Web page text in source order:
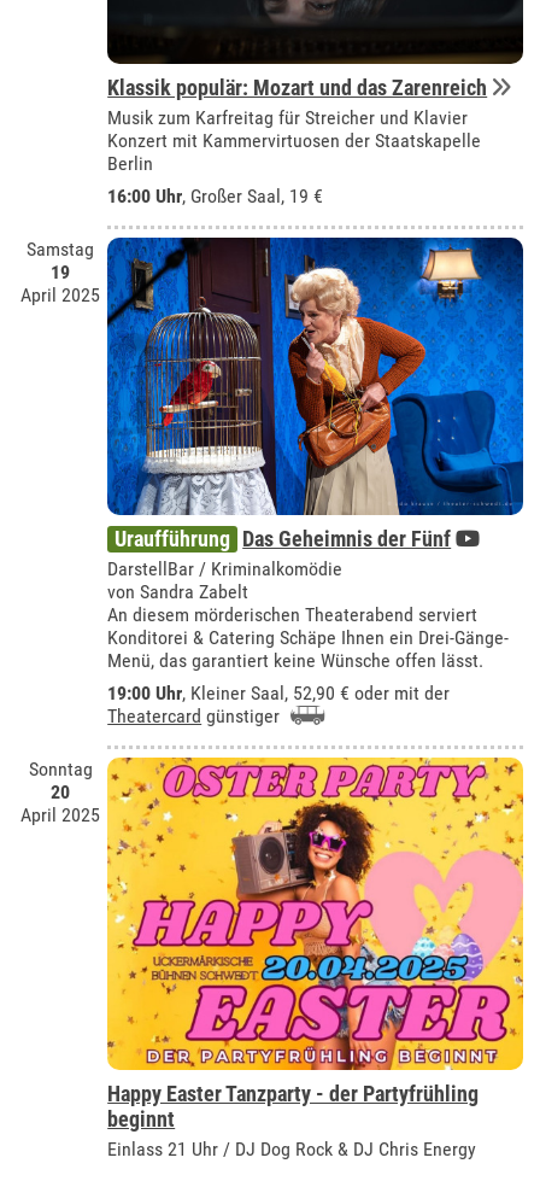
Klassik populär: Mozart und das Zarenreich
Musik zum Karfreitag für Streicher und Klavier
Konzert mit Kammervirtuosen der Staatskapelle
Berlin
16:00 Uhr, Großer Saal, 19 €
Samstag
19
April 2025
Uraufführung Das Geheimnis der Fünf
DarstellBar / Kriminalkomödie
von Sandra Zabelt
An diesem mörderischen Theaterabend serviert
Konditorei & Catering Schäpe Ihnen ein Drei-Gänge-
Menü, das garantiert keine Wünsche offen lässt.
19:00 Uhr, Kleiner Saal, 52,90 € oder mit der
Theatercard günstiger
Sonntag
20
April 2025
Happy Easter Tanzparty - der Partyfrühling
beginnt
Einlass 21 Uhr / DJ Dog Rock & DJ Chris Energy